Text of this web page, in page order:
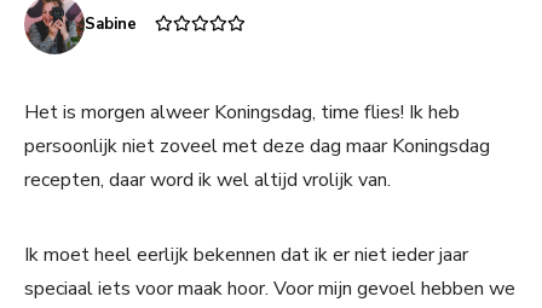
Sabine
Het is morgen alweer Koningsdag, time flies! Ik heb
persoonlijk niet zoveel met deze dag maar Koningsdag
recepten, daar word ik wel altijd vrolijk van.
Ik moet heel eerlijk bekennen dat ik er niet ieder jaar
speciaal iets voor maak hoor. Voor mijn gevoel hebben we